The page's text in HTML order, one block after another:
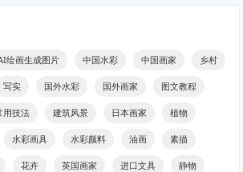
绘画生成图片 中国水彩 中国画家 乡村
写实 国外水彩 国外画家 图文教程
用技法 建筑风景 日本画家 植物
水彩画具 水彩颜料 油画 素描
花卉 英国画家 进口文具 静物